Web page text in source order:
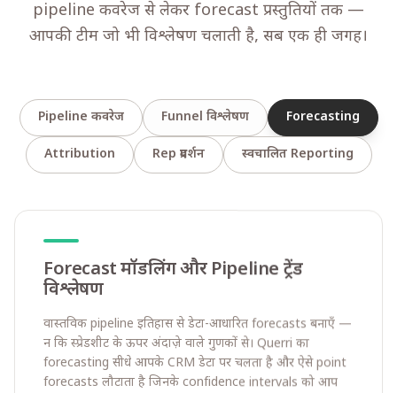
pipeline कवरेज से लेकर forecast प्रस्तुतियों तक —
आपकी टीम जो भी विश्लेषण चलाती है, सब एक ही जगह।
Pipeline कवरेज Funnel विश्लेषण Forecasting
Attribution Rep प्रदर्शन स्वचालित Reporting
Forecast मॉडलिंग और Pipeline ट्रेंड
विश्लेषण
वास्तविक pipeline इतिहास से डेटा-आधारित forecasts बनाएँ —
न कि स्प्रेडशीट के ऊपर अंदाज़े वाले गुणकों से। Querri का
forecasting सीधे आपके CRM डेटा पर चलता है और ऐसे point
forecasts लौटाता है जिनके confidence intervals को आप